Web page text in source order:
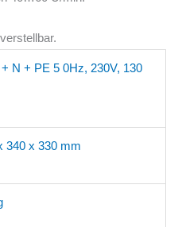
N + PE 5 0Hz, 230V, 130
340 x 330 mm